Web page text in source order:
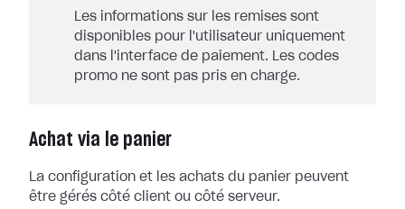
Les informations sur les remises sont
disponibles pour l'utilisateur uniquement
dans l'interface de paiement. Les codes
promo ne sont pas pris en charge.
Achat via le panier
La configuration et les achats du panier peuvent
être gérés côté client ou côté serveur.